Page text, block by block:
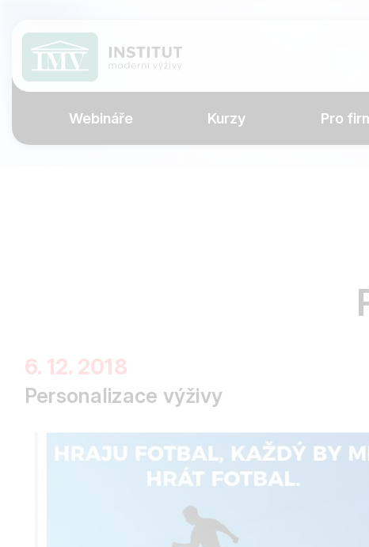
Webináře Kurzy Pro
6. 12. 2018
Personalizace výživy